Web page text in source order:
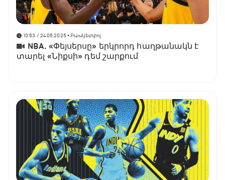
10:53 / 24.05.2025• Բասկետբոլ
NBA. «Փեյսերսը» երկրորդ հաղթանակն է
տարել «Նիքսի» դեմ շարքում